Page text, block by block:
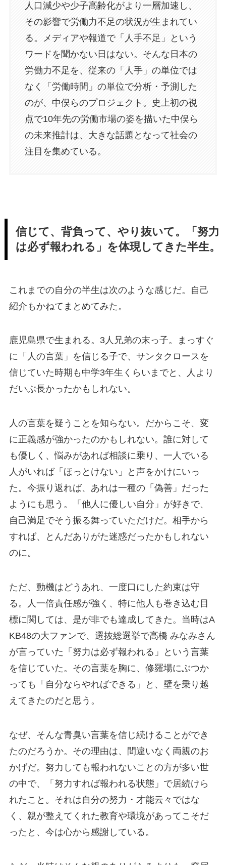
人口減少や少子高齢化がより一層加速し、
その影響で労働力不足の状況が生まれてい
る。メディアや報道で「人手不足」という
ワードを聞かない日はない。そんな日本の
労働力不足を、従来の「人手」の単位では
なく「労働時間」の単位で分析・予測した
のが、中俣らのプロジェクト。史上初の視
点で10年先の労働市場の姿を描いた中俣ら
の未来推計は、大きな話題となって社会の
注目を集めている。
信じて、背負って、やり抜いて。「努力
は必ず報われる」を体現してきた半生。
これまでの自分の半生は次のような感じだ。自己
紹介もかねてまとめてみた。
鹿児島県で生まれる。3人兄弟の末っ子。まっすぐ
に「人の言葉」を信じる子で、サンタクロースを
信じていた時期も中学3年生くらいまでと、人より
だいぶ長かったかもしれない。
人の言葉を疑うことを知らない。だからこそ、変
に正義感が強かったのかもしれない。誰に対して
も優しく、悩みがあれば相談に乗り、一人でいる
人がいれば「ほっとけない」と声をかけにいっ
た。今振り返れば、あれは一種の「偽善」だった
ようにも思う。「他人に優しい自分」が好きで、
自己満足でそう振る舞っていただけだ。相手から
すれば、とんだありがた迷惑だったかもしれない
のに。
ただ、動機はどうあれ、一度口にした約束は守
る。人一倍責任感が強く、特に他人も巻き込む目
標に関しては、是が非でも達成してきた。当時はA
KB48の大ファンで、選抜総選挙で高橋 みなみさん
が言っていた「努力は必ず報われる」という言葉
を信じていた。その言葉を胸に、修羅場にぶつか
っても「自分ならやればできる」と、壁を乗り越
えてきたのだと思う。
なぜ、そんな青臭い言葉を信じ続けることができ
たのだろうか。その理由は、間違いなく両親のお
かげだ。努力しても報われないことの方が多い世
の中で、「努力すれば報われる状態」で居続けら
れたこと。それは自分の努力・才能云々ではな
く、親が整えてくれた教育や環境があってこそだ
ったと、今は心から感謝している。